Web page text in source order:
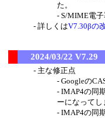
た。
S/MIME電
詳しくはV7.30βの
2024/03/22 V7.29
主な修正点
Googleの
IMAP4の同
ーになって
IMAP4の同